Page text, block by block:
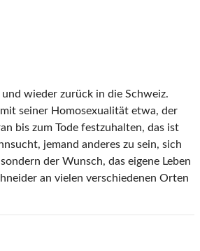
wieder zurück in die Schweiz.
seiner Homosexualität etwa, der
bis zum Tode festzuhalten, das ist
jemand anderes zu sein, sich
der Wunsch, das eigene Leben
an vielen verschiedenen Orten